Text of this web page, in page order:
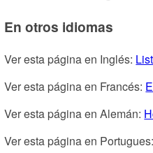
En otros idiomas
Ver esta página en Inglés:
Ver esta página en Francés:
Ver esta página en Alemán:
Ver esta página en Portugues: